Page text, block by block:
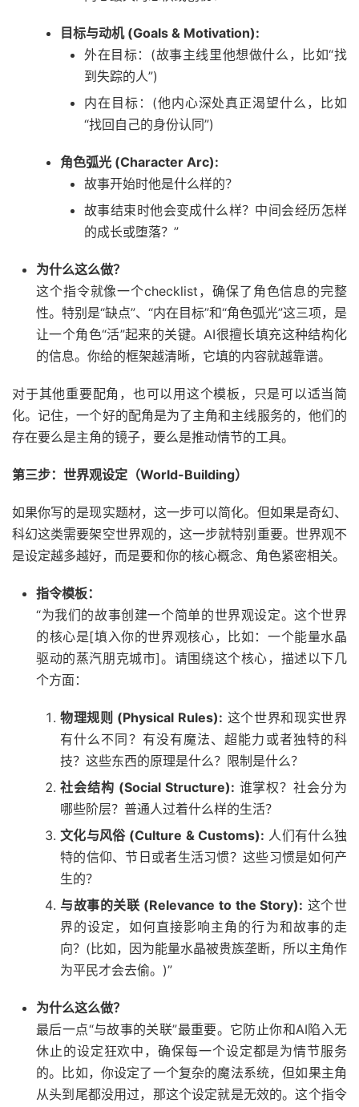
目标与动机 (Goals & Motivation):
外在目标：(故事主线里他想做什么，比如“找
到失踪的人”)
内在目标：(他内心深处真正渴望什么，比如
“找回自己的身份认同”)
角色弧光 (Character Arc):
故事开始时他是什么样的？
故事结束时他会变成什么样？中间会经历怎样
的成长或堕落？”
为什么这么做？
这个指令就像一个checklist，确保了角色信息的完整
性。特别是“缺点”、“内在目标”和“角色弧光”这三项，是
让一个角色“活”起来的关键。AI很擅长填充这种结构化
的信息。你给的框架越清晰，它填的内容就越靠谱。
对于其他重要配角，也可以用这个模板，只是可以适当简
化。记住，一个好的配角是为了主角和主线服务的，他们的
存在要么是主角的镜子，要么是推动情节的工具。
第三步：世界观设定（World-Building）
如果你写的是现实题材，这一步可以简化。但如果是奇幻、
科幻这类需要架空世界观的，这一步就特别重要。世界观不
是设定越多越好，而是要和你的核心概念、角色紧密相关。
指令模板：
“为我们的故事创建一个简单的世界观设定。这个世界
的核心是[填入你的世界观核心，比如：一个能量水晶
驱动的蒸汽朋克城市]。请围绕这个核心，描述以下几
个方面：
物理规则 (Physical Rules): 这个世界和现实世界
有什么不同？有没有魔法、超能力或者独特的科
技？这些东西的原理是什么？限制是什么？
社会结构 (Social Structure): 谁掌权？社会分为
哪些阶层？普通人过着什么样的生活？
文化与风俗 (Culture & Customs): 人们有什么独
特的信仰、节日或者生活习惯？这些习惯是如何产
生的？
与故事的关联 (Relevance to the Story): 这个世
界的设定，如何直接影响主角的行为和故事的走
向？(比如，因为能量水晶被贵族垄断，所以主角作
为平民才会去偷。)”
为什么这么做？
最后一点“与故事的关联”最重要。它防止你和AI陷入无
休止的设定狂欢中，确保每一个设定都是为情节服务
的。比如，你设定了一个复杂的魔法系统，但如果主角
从头到尾都没用过，那这个设定就是无效的。这个指令